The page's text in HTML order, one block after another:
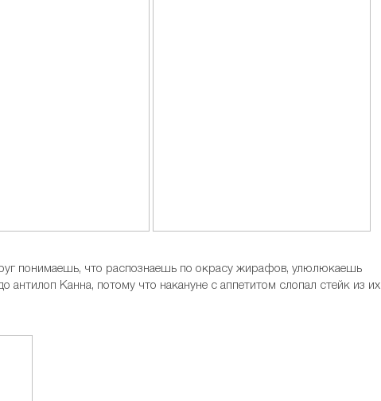
понимаешь, что распознаешь по окрасу жирафов, улюлюкаешь
антилоп Канна, потому что накануне с аппетитом слопал стейк из их